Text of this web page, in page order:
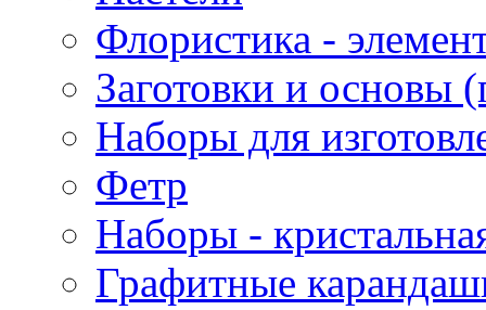
Флористика -
Заготовки и основы
Наборы для
Фетр
Наборы -
Графитные